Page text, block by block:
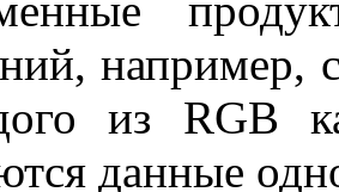
например,
из RGB
данные